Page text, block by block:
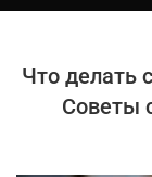
Что делать
Советы